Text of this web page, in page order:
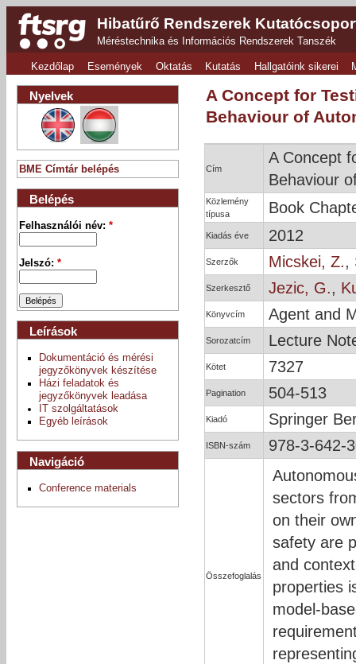
Hibatűrő Rendszerek
Méréstechnika és Információs Rendszerek Tanszék
Kezdőlap Események Oktatás Kutatás Hallgatóink sikerei
A Concept for
Behaviour of
Cím
A Concept
Behaviour
Közlemény
típusa
Book
Kiadás éve 2012
Szerzők Micskei, Z.,
Szerkesztő Jezic, G.,
Könyvcím Agent and
Sorozatcím Lecture
Kötet 7327
Pagination 504-513
Kiadó Springer
ISBN-szám 978-3-642-
Összefoglalás
sectors
on their
safety are
and
properties
model-
Nyelvek
BME Címtár belépés
Belépés
Felhasználói név:*
Jelszó:*
Leírások
Dokumentáció és mérési
jegyzőkönyvek készítése
Házi feladatok és
jegyzőkönyvek leadása
IT szolgáltatások
Egyéb leírások
Navigáció
Conference materials